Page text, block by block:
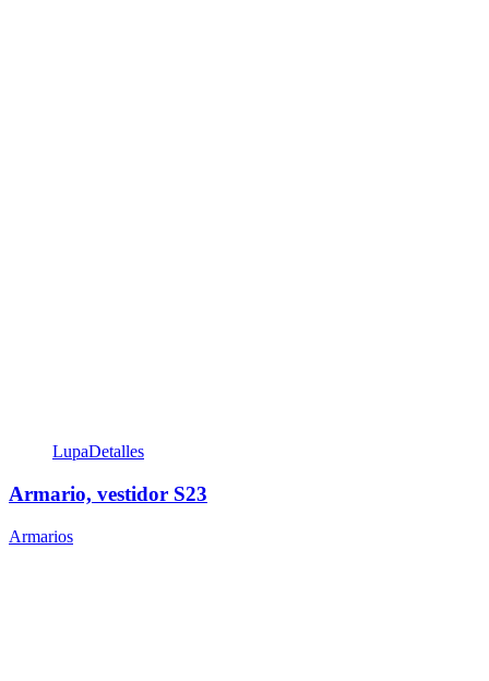
LupaDetalles
Armario, vestidor S23
Armarios